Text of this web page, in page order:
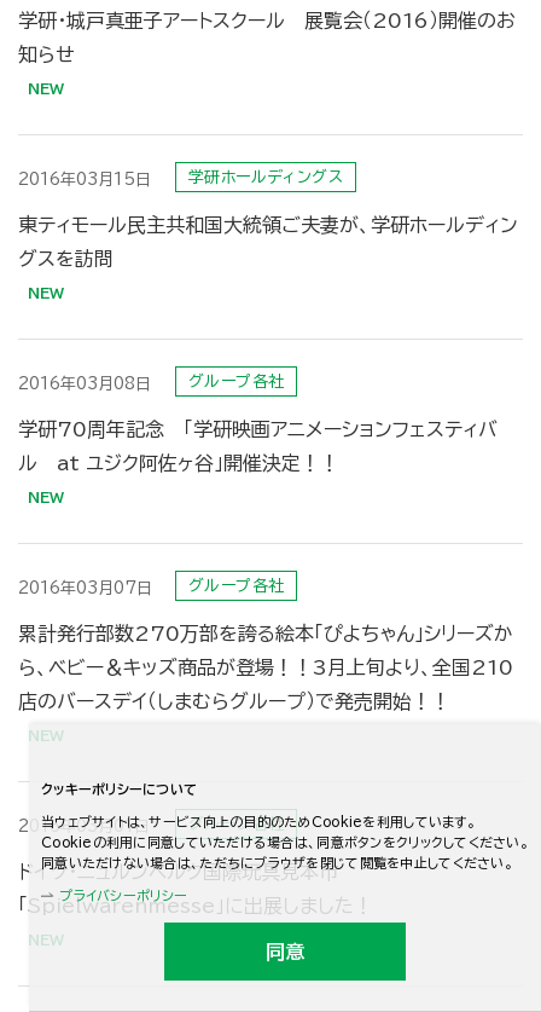
学研・城戸真亜子アートスクール 展覧会（2016）開催のお
知らせ
2016年03月15日 学研ホールディングス
東ティモール民主共和国大統領ご夫妻が、学研ホールディン
グスを訪問
2016年03月08日 グループ各社
学研70周年記念 「学研映画アニメーションフェスティバ
ル at ユジク阿佐ヶ谷」開催決定！！
2016年03月07日 グループ各社
累計発行部数270万部を誇る絵本「ぴよちゃん」シリーズか
ら、ベビー＆キッズ商品が登場！！3月上旬より、全国210
店のバースデイ（しまむらグループ）で発売開始！！
2016年03月01日 グループ各社
ドイツ・ニュルンベルク国際玩具見本市
「Spielwarenmesse」に出展しました！
クッキーポリシーについて
当ウェブサイトは、サービス向上の目的のためCookieを利用しています。
Cookieの利用に同意していただける場合は、同意ボタンをクリックしてください。
同意いただけない場合は、ただちにブラウザを閉じて閲覧を中止してください。
プライバシーポリシー
同意